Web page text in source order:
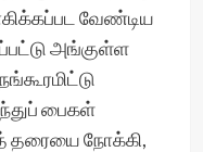
வேண்டிய
அங்குள்ள
பைகள்
தரையை நோக்கி,